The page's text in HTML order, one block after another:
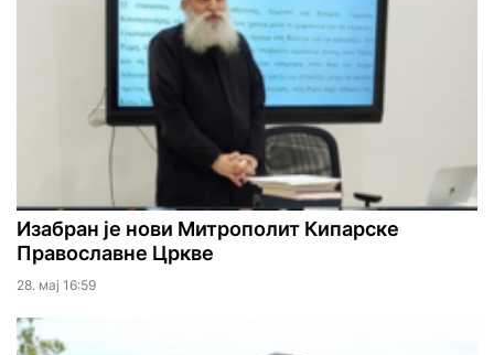
Изабран је нови Митрополит Кипарске
Православне Цркве
28. мај 16:59